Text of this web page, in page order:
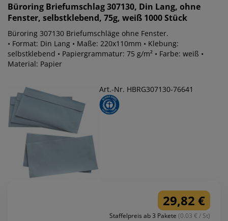
Büroring Briefumschlag 307130, Din Lang, ohne
Fenster, selbstklebend, 75g, weiß 1000 Stück
Büroring 307130 Briefumschläge ohne Fenster.
• Format: Din Lang • Maße: 220x110mm • Klebung:
selbstklebend • Papiergrammatur: 75 g/m² • Farbe: weiß •
Material: Papier
Art.-Nr. HBRG307130-76641
29,82 €
Staffelpreis ab 3 Pakete (0.03 € / St)